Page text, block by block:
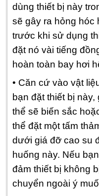
dùng thiết bị này
sẽ gây ra hỏng hóc
trước khi sử dụng
đặt nó vài tiếng
hoàn toàn bay hơi
• Căn cứ vào vật
bạn đặt thiết bị
thể sẽ biến sắc
thể đặt một tấm
dưới giá đỡ cao su
huống này. Nếu
đảm thiết bị không
chuyển ngoài ý